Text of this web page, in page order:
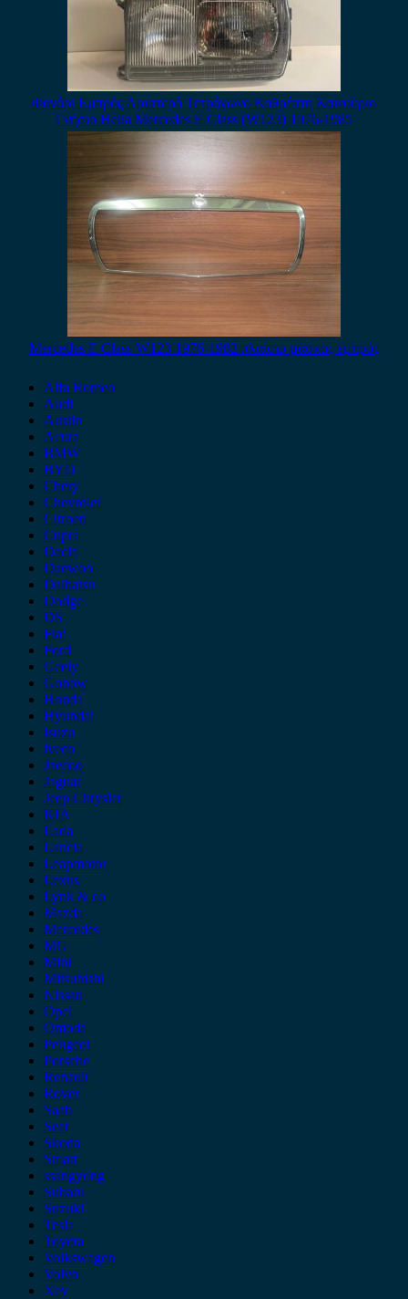
Φανάρι Εμπρός Αριστερό Τετράγωνο Καθρέπτη Καινούριο
Γνήσιο Hella Mercedes E Class (W123) 1976-1985
Mercedes E Class W123 1976-1982 πλαίσιο μάσκας εμπρός
Alfa Romeo
Audi
Austin
Acura
BMW
BYD
Chery
Chevrolet
Citroen
Cupra
Dacia
Daewoo
Daihatsu
Dodge
DS
Fiat
Ford
Geely
Gonow
Honda
Hyundai
Isuzu
iveco
Jaecoo
Jaguar
Jeep Chrysler
KIA
Lada
Lancia
Leapmotor
Lexus
Lynk & co
Mazda
Mercedes
MG
Mini
Mitsubishi
Nissan
Opel
Omoda
Peugeot
Porsche
Renault
Rover
Saab
Seat
Skoda
Smart
ssangyong
Subaru
Suzuki
Tesla
Toyota
Volkswagen
Volvo
Xev